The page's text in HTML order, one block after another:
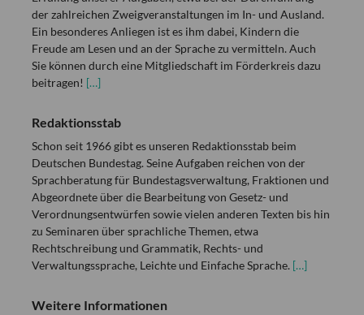
der zahlreichen Zweigveranstaltungen im In- und Ausland.
Ein besonderes Anliegen ist es ihm dabei, Kindern die
Freude am Lesen und an der Sprache zu vermitteln. Auch
Sie können durch eine Mitgliedschaft im Förderkreis dazu
beitragen! […]
Redaktionsstab
Schon seit 1966 gibt es unseren Redaktionsstab beim
Deutschen Bundestag. Seine Aufgaben reichen von der
Sprachberatung für Bundestagsverwaltung, Fraktionen und
Abgeordnete über die Bearbeitung von Gesetz- und
Verordnungsentwürfen sowie vielen anderen Texten bis hin
zu Seminaren über sprachliche Themen, etwa
Rechtschreibung und Grammatik, Rechts- und
Verwaltungssprache, Leichte und Einfache Sprache. […]
Weitere Informationen